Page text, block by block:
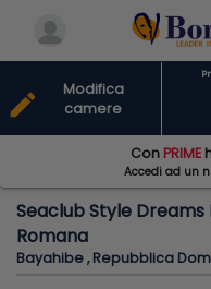
Seaclub Style Dreams
Romana
Bayahibe , Repubblica
edit
Modifica
camere
Con PRIME
Accedi ad un